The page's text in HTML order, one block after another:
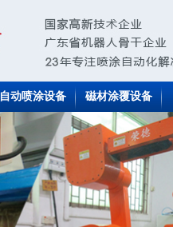
自动喷涂设备 磁材涂覆设备